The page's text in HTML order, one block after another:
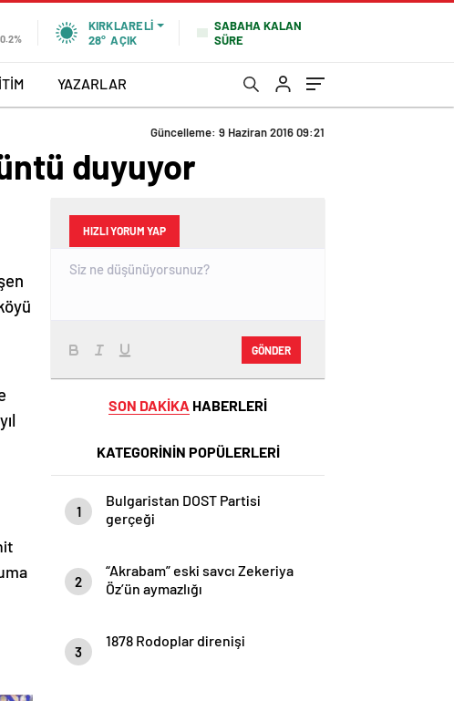
0.2%
KIRKLARELI
28° AÇIK
SABAHA KALAN
SÜRE
YAZARLAR
Güncelleme: 9 Haziran 2016 09:21
duyuyor
HIZLI YORUM YAP
GÖNDER
SON DAKİKA HABERLERİ
KATEGORİNİN POPÜLERLERİ
1
Bulgaristan DOST Partisi
gerçeği
2
“Akrabam” eski savcı Zekeriya
Öz’ün aymazlığı
3
1878 Rodoplar direnişi